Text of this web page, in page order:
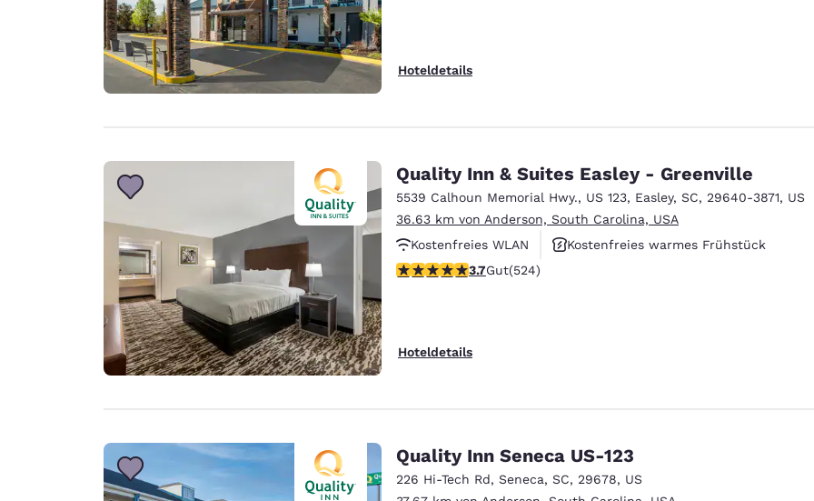
Hoteldetails
Quality Inn & Suites Easley - Greenville
5539 Calhoun Memorial Hwy., US 123, Easley, SC, 29640-3871, US
36.63 km von Anderson, South Carolina, USA
Kostenfreies WLAN
Kostenfreies warmes Frühstück
Haustierfreundlich
3.7-Sterne-Bewertung. Gut. 524 Bewertungen
3.7Gut(524)
Hoteldetails
Quality Inn Seneca US-123
226 Hi-Tech Rd, Seneca, SC, 29678, US